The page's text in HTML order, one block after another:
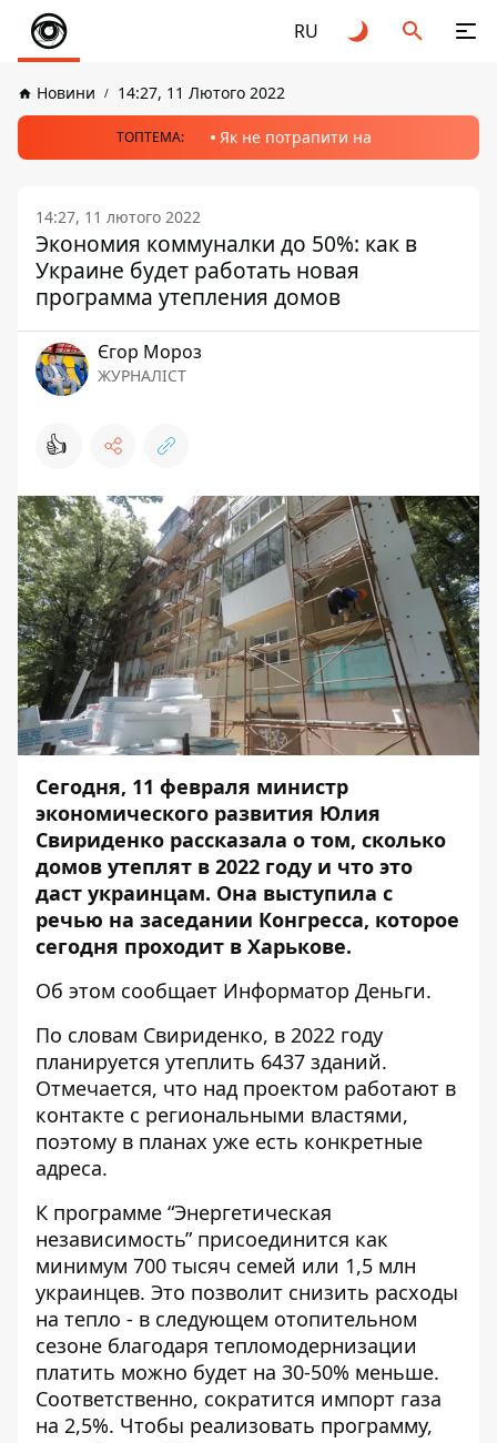
RU
Новини 14:27, 11 Лютого 2022
ТОПТЕМА: Як не потрапити на
14:27, 11 лютого 2022
Экономия коммуналки до 50%: как в
Украине будет работать новая
программа утепления домов
Єгор Мороз
ЖУРНАЛІСТ
👍
Сегодня, 11 февраля министр
экономического развития Юлия
Свириденко рассказала о том, сколько
домов утеплят в 2022 году и что это
даст украинцам. Она выступила с
речью на заседании Конгресса, которое
сегодня проходит в Харькове.
Об этом сообщает Информатор Деньги.
По словам Свириденко, в 2022 году
планируется утеплить 6437 зданий.
Отмечается, что над проектом работают в
контакте с региональными властями,
поэтому в планах уже есть конкретные
адреса.
К программе “Энергетическая
независимость” присоединится как
минимум 700 тысяч семей или 1,5 млн
украинцев. Это позволит снизить расходы
на тепло - в следующем отопительном
сезоне благодаря тепломодернизации
платить можно будет на 30-50% меньше.
Соответственно, сократится импорт газа
на 2,5%. Чтобы реализовать программу,